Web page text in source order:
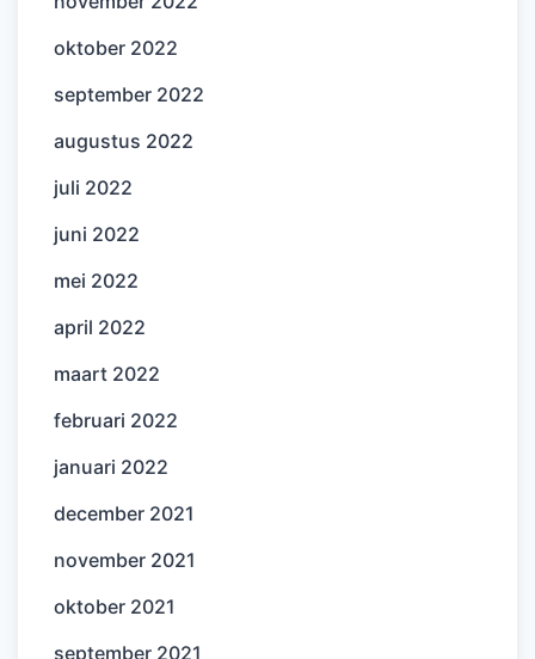
oktober 2022
september 2022
augustus 2022
juli 2022
juni 2022
mei 2022
april 2022
maart 2022
februari 2022
januari 2022
december 2021
november 2021
oktober 2021
september 2021